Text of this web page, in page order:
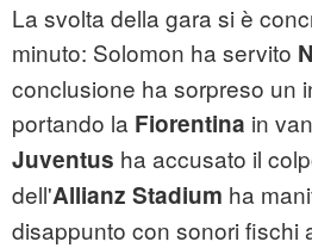
La svolta della gara si è
minuto: Solomon ha servito
conclusione ha sorpreso un
portando la Fiorentina in
Juventus ha accusato il
dell'Allianz Stadium ha
disappunto con sonori fischi